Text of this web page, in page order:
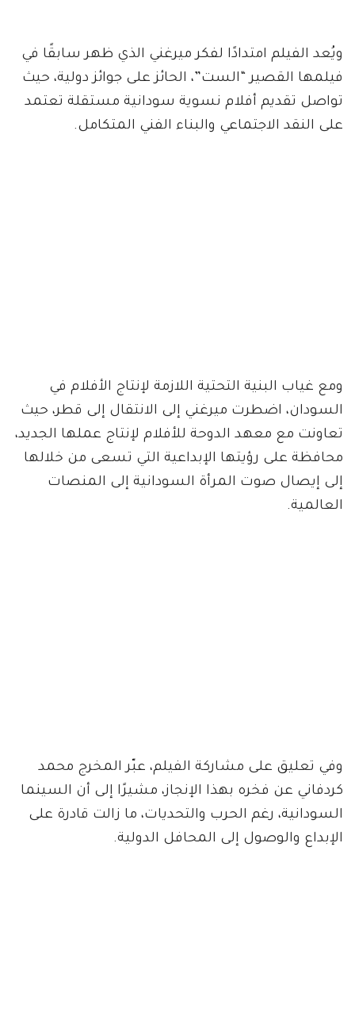
ويُعد الفيلم امتدادًا لفكر ميرغني الذي ظهر سابقًا في
فيلمها القصير “الست”، الحائز على جوائز دولية، حيث
تواصل تقديم أفلام نسوية سودانية مستقلة تعتمد
على النقد الاجتماعي والبناء الفني المتكامل.
ومع غياب البنية التحتية اللازمة لإنتاج الأفلام في
السودان، اضطرت ميرغني إلى الانتقال إلى قطر، حيث
تعاونت مع معهد الدوحة للأفلام لإنتاج عملها الجديد،
محافظة على رؤيتها الإبداعية التي تسعى من خلالها
إلى إيصال صوت المرأة السودانية إلى المنصات
العالمية.
وفي تعليق على مشاركة الفيلم، عبّر المخرج محمد
كردفاني عن فخره بهذا الإنجاز، مشيرًا إلى أن السينما
السودانية، رغم الحرب والتحديات، ما زالت قادرة على
الإبداع والوصول إلى المحافل الدولية.